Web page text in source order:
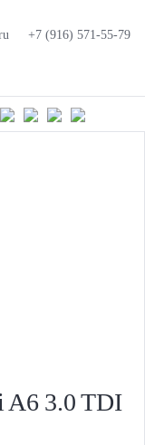
+7 (916) 571-55-79
A6 3.0 TDI